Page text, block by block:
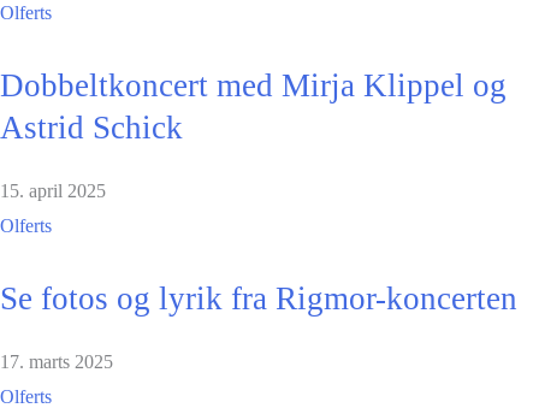
Olferts
Dobbeltkoncert med Mirja Klippel og
Astrid Schick
15. april 2025
Olferts
Se fotos og lyrik fra Rigmor-koncerten
17. marts 2025
Olferts